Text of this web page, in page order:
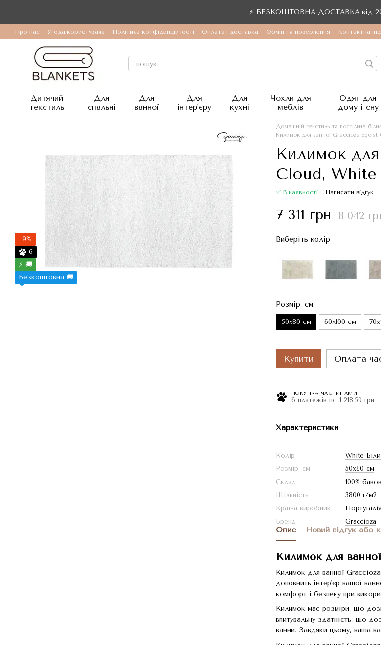
⚡ БЕЗКОШТОВНА ДОСТАВКА від
Про нас Угода користувача Політика конфіденційності Оплата і доставка Обмін та повернення Контактна
Дитячий
текстиль
Для
спальні
Для
ванної
Для
інтер'єру
Для
кухні
Чохли для
меблів
Одяг для
дому і сну
−9%
6
⚡ 🚚
Безкоштовна 🚚
Домашній текстиль та постільна
Килимок для ванної Graccioza
Килимок
Cloud, White
✅ В наявності Написати відгук
7 311 грн 8 042
Виберіть колір
Розмір, см
50x80 см 60x100 см
Купити Оплата
ПОКУПКА ЧАСТИНАМИ
6 платежів по 1 218.50 грн
Характеристики
Колір
White
Розмір, см
50x80 см
Склад
100%
Щільність
3800 г/м2
Країна виробник
Португалія
Бренд
Graccioza
Опис Новий відгук або
Килимок для
Килимок для ванної
доповнить інтер'єр вашої
комфорт і безпеку при
Килимок має розміри, що
впитувальну здатність, що
ванни. Завдяки цьому, ваша